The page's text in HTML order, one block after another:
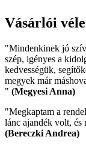
Vásárlói
"Mindenkinek jó
szép, igényes a
kedvességük,
megyek már
" (Megyesi Anna)
"Megkaptam a
lánc ajandék volt,
(Bereczki Andrea)